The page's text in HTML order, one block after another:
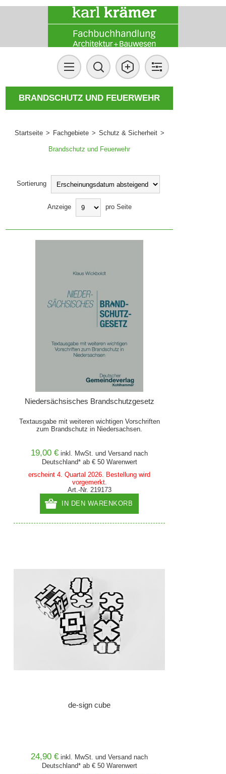
BRANDSCHUTZ UND FEUERWEHR
Startseite > Fachgebiete > Schutz & Sicherheit >
Brandschutz und Feuerwehr
Sortierung
Anzeige pro Seite
Niedersächsisches Brandschutzgesetz
Textausgabe mit weiteren wichtigen Vorschriften
zum Brandschutz in Niedersachsen.
19,00 € inkl. MwSt. undVersand nach
Deutschland* ab € 50 Warenwert
erscheint 4. Quartal 2026. Bestellung wird
vorgemerkt.
Art.-Nr. 219173
IN DEN WARENKORB
de-sign cube
24,90 € inkl. MwSt. undVersand nach
Deutschland* ab € 50 Warenwert